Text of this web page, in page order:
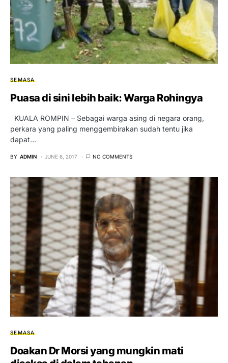
SEMASA
Puasa di sini lebih baik: Warga Rohingya
KUALA ROMPIN – Sebagai warga asing di negara orang,
perkara yang paling menggembirakan sudah tentu jika
dapat…
BY ADMIN JUNE 6, 2017 NO COMMENTS
SEMASA
Doakan Dr Morsi yang mungkin mati